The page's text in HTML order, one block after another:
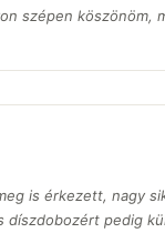
szépen köszönöm,
is érkezett, nagy
díszdobozért pedig